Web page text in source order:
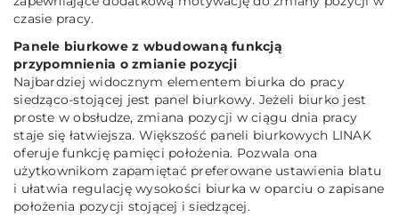
czasie pracy.
Panele biurkowe z wbudowaną funkcją
przypomnienia o zmianie pozycji
Najbardziej widocznym elementem biurka do pracy
siedząco-stojącej jest panel biurkowy. Jeżeli biurko jest
proste w obsłudze, zmiana pozycji w ciągu dnia pracy
staje się łatwiejsza. Większość paneli biurkowych LINAK
oferuje funkcję pamięci położenia. Pozwala ona
użytkownikom zapamiętać preferowane ustawienia blatu
i ułatwia regulację wysokości biurka w oparciu o zapisane
położenia pozycji stojącej i siedzącej.